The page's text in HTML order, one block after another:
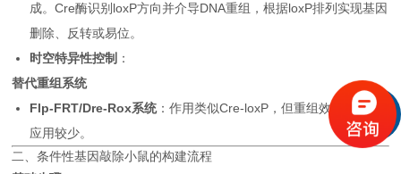
成。Cre酶识别loxP方向并介导DNA重组，根据loxP排列实现基因
删除、反转或易位。
时空特异性控制 ：
替代重组系统
Flp-FRT/Dre-Rox系统：作用类似Cre-loxP，但重组效率较低，
应用较少。
二、条件性基因敲除小鼠的构建流程